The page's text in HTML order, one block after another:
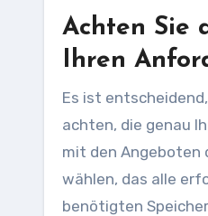
Achten Sie
Ihren
Es ist
achten, die genau
mit den Angeboten
wählen, das alle
benötigten